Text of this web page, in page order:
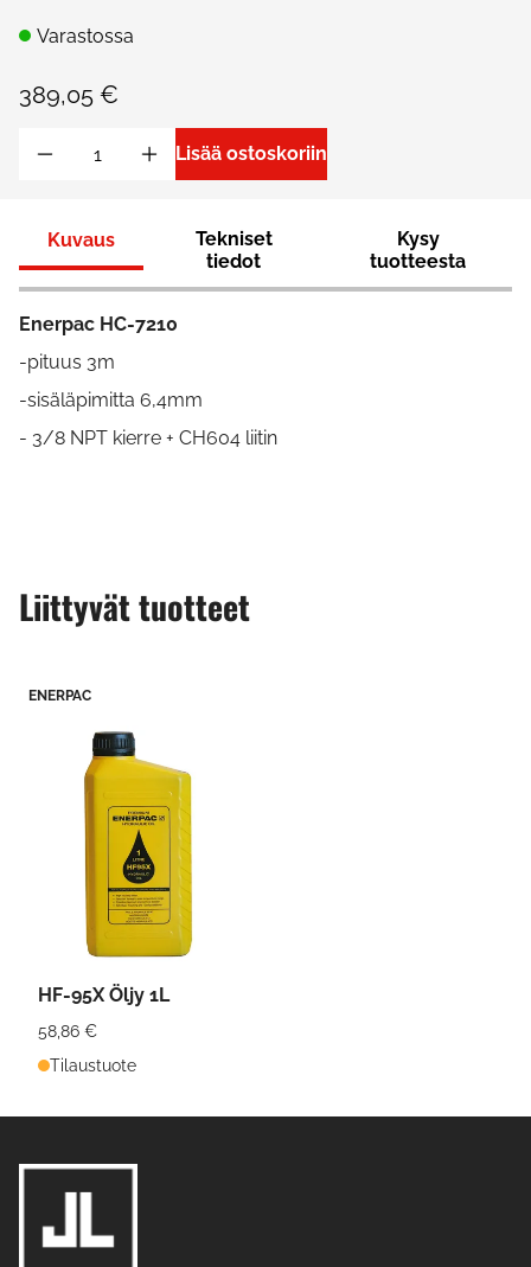
Varastossa
389,05 €
Lisää ostoskoriin
Kuvaus
Tekniset
tiedot
Kysy
tuotteesta
Enerpac HC-7210
-pituus 3m
-sisäläpimitta 6,4mm
- 3/8 NPT kierre + CH604 liitin
Liittyvät tuotteet
ENERPAC
HF-95X Öljy 1L
58,86 €
Tilaustuote